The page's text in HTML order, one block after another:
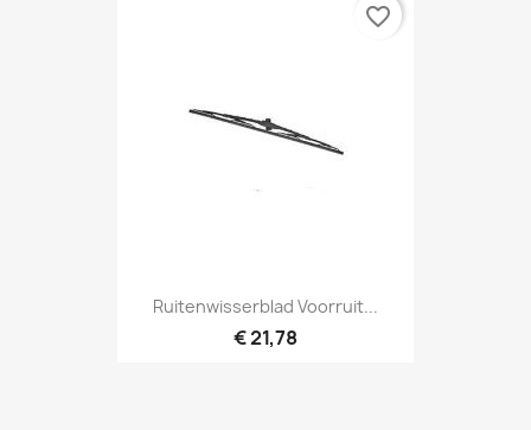
Ruitenwisserblad Voorruit...
€ 21,78
favorite_border